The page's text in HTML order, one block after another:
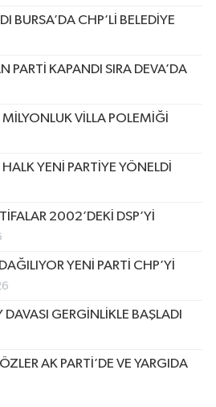
BURSA’DA CHP’Lİ BELEDİYE
PARTİ KAPANDI SIRA DEVA’DA
VİLLA POLEMİĞİ
YENİ PARTİYE YÖNELDİ
2002’DEKİ DSP’Yİ
YENİ PARTİ CHP’Yİ
GERGİNLİKLE BAŞLADI
AK PARTİ’DE VE YARGIDA